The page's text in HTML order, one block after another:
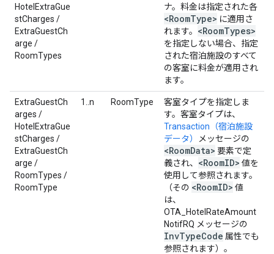
HotelExtraGue
stCharges /
ExtraGuestCh
arge /
RoomTypes
ナ。料金は指定された各
<RoomType> に適用さ
れます。 <RoomTypes>
を指定しない場合、指定
された宿泊施設のすべて
の客室に料金が適用され
ます。
ExtraGuestCh
arges /
HotelExtraGue
stCharges /
ExtraGuestCh
arge /
RoomTypes /
RoomType
1..n RoomType
客室タイプを指定しま
す。客室タイプは、
Transaction（宿泊施設
データ）
メッセージの
<RoomData> 要素で定
義され、 <RoomID> 値を
使用して参照されます。
（その <RoomID> 値
は、
OTA_HotelRateAmount
NotifRQ メッセージの
InvTypeCode 属性でも
参照されます）。